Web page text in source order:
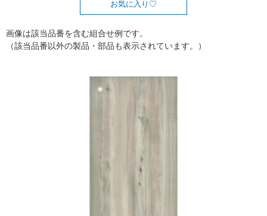
お気に入り
画像は該当品番を含む組合せ例です。
（該当品番以外の製品・部品も表示されています。）